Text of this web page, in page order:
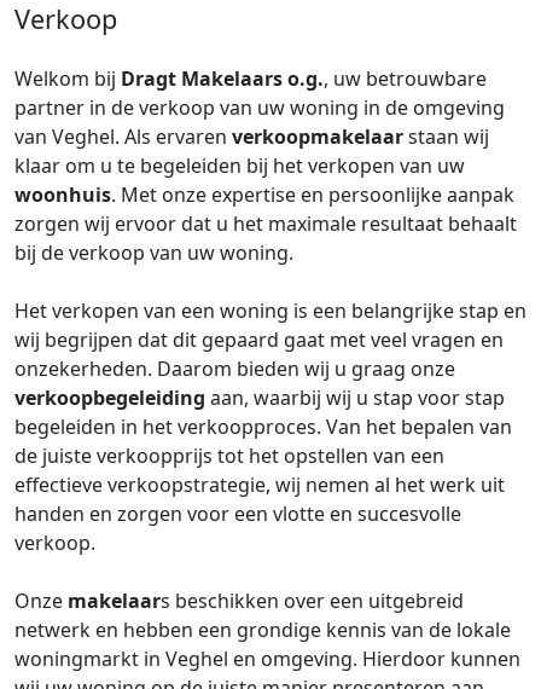
Verkoop
Welkom bij Dragt Makelaars o.g., uw betrouwbare
partner in de verkoop van uw woning in de omgeving
van Veghel. Als ervaren verkoopmakelaarstaan wij
klaar om u te begeleiden bij het verkopen van uw
woonhuis. Met onze expertise en persoonlijke aanpak
zorgen wij ervoor dat u het maximale resultaat behaalt
bij de verkoop van uw woning.
Het verkopen van een woning is een belangrijke stap en
wij begrijpen dat dit gepaard gaat met veel vragen en
onzekerheden. Daarom bieden wij u graag onze
verkoopbegeleiding aan, waarbij wij u stap voor stap
begeleiden in het verkoopproces. Van het bepalen van
de juiste verkoopprijs tot het opstellen van een
effectieve verkoopstrategie, wij nemen al het werk uit
handen en zorgen voor een vlotte en succesvolle
verkoop.
Onze makelaars beschikken over een uitgebreid
netwerk en hebben een grondige kennis van de lokale
woningmarkt in Veghel en omgeving. Hierdoor kunnen